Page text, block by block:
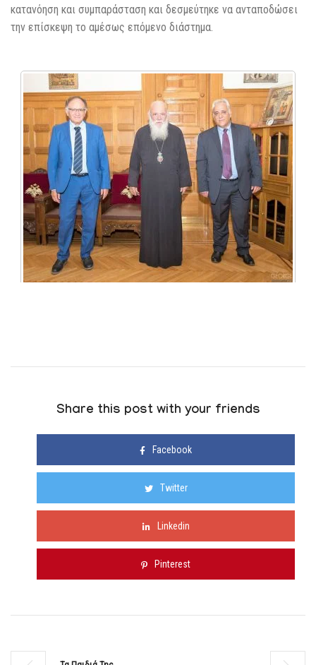
κατανόηση και συμπαράσταση και δεσμεύτηκε να ανταποδώσει
την επίσκεψη το αμέσως επόμενο διάστημα.
Share this post with your friends
Facebook
Twitter
Linkedin
Pinterest